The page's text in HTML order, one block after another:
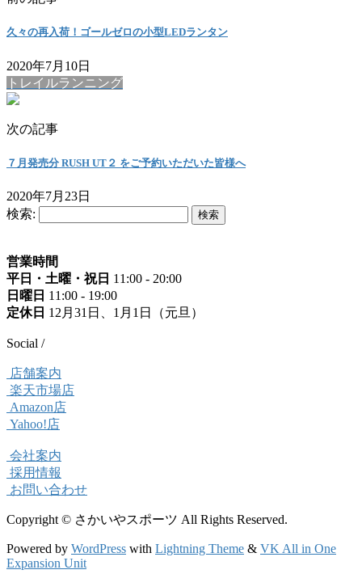
久々の再入荷！ゴールゼロの小型LEDランタン
2020年7月10日
トレイルランニング
次の記事
７月発売分 RUSH UT２ をご予約いただいた皆様へ
2020年7月23日
検索:
営業時間
平日・土曜・祝日 11:00 - 20:00
日曜日 11:00 - 19:00
定休日 12月31日、1月1日（元旦）
Social /
店舗案内
楽天市場店
Amazon店
Yahoo!店
会社案内
採用情報
お問い合わせ
Copyright © さかいやスポーツ All Rights Reserved.
Powered by WordPress with Lightning Theme & VK All in One
Expansion Unit